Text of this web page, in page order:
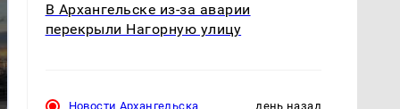
СМИ: В Химках на
В Архангельске из-за аварии
перекрыли Нагорную улицу
Новости Архангельска день назад